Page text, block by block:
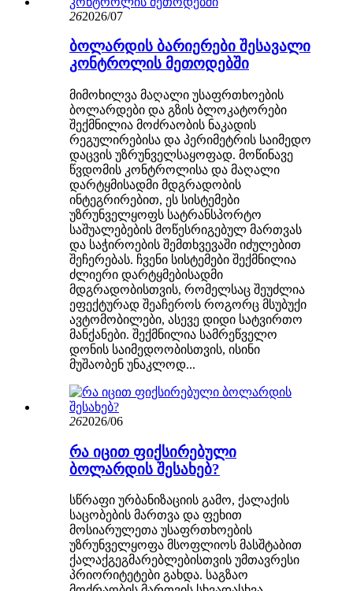
262026/07
ბოლარდის ბარიერები შესავალი
კონტროლის მეთოდებში
მიმოხილვა მაღალი უსაფრთხოების
ბოლარდები და გზის ბლოკატორები
შექმნილია მოძრაობის ნაკადის
რეგულირებისა და პერიმეტრის საიმედო
დაცვის უზრუნველსაყოფად. მოწინავე
წვდომის კონტროლისა და მაღალი
დარტყმისადმი მდგრადობის
ინტეგრირებით, ეს სისტემები
უზრუნველყოფს სატრანსპორტო
საშუალებების მოწესრიგებულ მართვას
და საჭიროების შემთხვევაში იძულებით
შეჩერებას. ჩვენი სისტემები შექმნილია
ძლიერი დარტყმებისადმი
მდგრადობისთვის, რომელსაც შეუძლია
ეფექტურად შეაჩეროს როგორც მსუბუქი
ავტომობილები, ასევე დიდი სატვირთო
მანქანები. შექმნილია სამრეწველო
დონის საიმედოობისთვის, ისინი
მუშაობენ უნაკლოდ...
262026/06
რა იცით ფიქსირებული
ბოლარდის შესახებ?
სწრაფი ურბანიზაციის გამო, ქალაქის
საცობების მართვა და ფეხით
მოსიარულეთა უსაფრთხოების
უზრუნველყოფა მსოფლიოს მასშტაბით
ქალაქგეგმარებლებისთვის უმთავრესი
პრიორიტეტები გახდა. საგზაო